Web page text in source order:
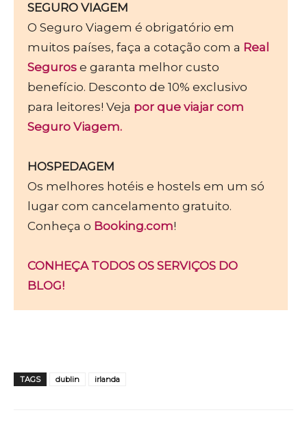
SEGURO VIAGEM
O Seguro Viagem é obrigatório em
muitos países, faça a cotação com a Real
Seguros e garanta melhor custo
benefício. Desconto de 10% exclusivo
para leitores! Veja por que viajar com
Seguro Viagem.
HOSPEDAGEM
Os melhores hotéis e hostels em um só
lugar com cancelamento gratuito.
Conheça o Booking.com!
CONHEÇA TODOS OS SERVIÇOS DO
BLOG!
TAGS dublin irlanda